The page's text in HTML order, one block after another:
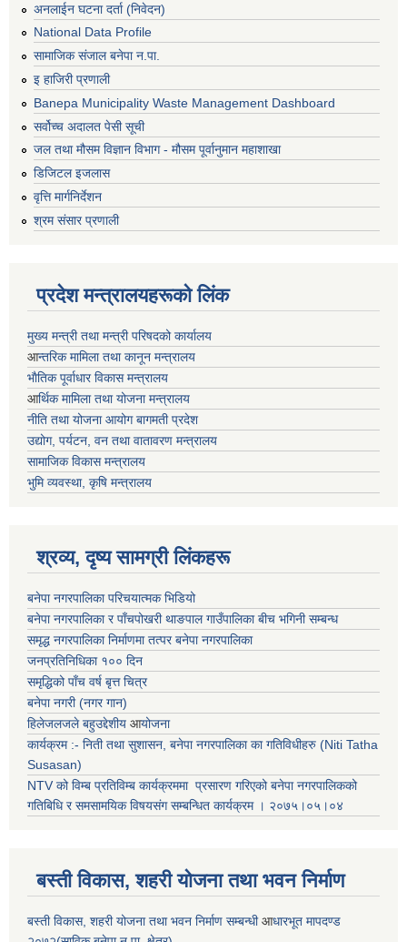
अनलाईन घटना दर्ता (निवेदन)
National Data Profile
सामाजिक संजाल बनेपा न.पा.
इ हाजिरी प्रणाली
Banepa Municipality Waste Management Dashboard
सर्वोच्च अदालत पेसी सूची
जल तथा मौसम विज्ञान विभाग - मौसम पूर्वानुमान महाशाखा
डिजिटल इजलास
वृत्ति मार्गनिर्देशन
श्रम संसार प्रणाली
प्रदेश मन्त्रालयहरूको लिंक
मुख्य मन्त्री तथा मन्त्री परिषदको कार्यालय
आन्तरिक मामिला तथा कानून मन्त्रालय
भाैतिक पूर्वाधार विकास मन्त्रालय
आर्थिक मामिला तथा योजना मन्त्रालय
नीति तथा योजना आयोग बागमती प्रदेश
उद्योग, पर्यटन, वन तथा वातावरण मन्त्रालय
सामाजिक विकास मन्त्रालय
भुमि व्यवस्था, कृषि मन्त्रालय
श्रव्य, दृष्य सामग्री लिंकहरू
बनेपा नगरपालिका परिचयात्मक भिडियो
बनेपा नगरपालिका र पाँचपोखरी थाङपाल गाउँपालिका बीच भगिनी सम्बन्ध
समृद्ध नगरपालिका निर्माणमा तत्पर बनेपा नगरपालिका
जनप्रतिनिधिका १०० दिन
समृद्धिको पाँच वर्ष बृत्त चित्र
बनेपा नगरी (नगर गान)
हिलेजलजले बहुउद्देशीय आयोजना
कार्यक्रम :- निती तथा सुशासन, बनेपा नगरपालिका का गतिविधीहरु (Niti Tatha
Susasan)
NTV को विम्ब प्रतिविम्ब कार्यक्रममा प्रसारण गरिएकोबनेपा नगरपालिकको
गतिबिधि र समसामयिक विषयसंग सम्बन्धित कार्यक्रम । २०७५।०५।०४
बस्ती विकास, शहरी योजना तथा भवन निर्माण
बस्ती विकास, शहरी योजना तथा भवन निर्माण सम्बन्धीआधारभूत मापदण्ड